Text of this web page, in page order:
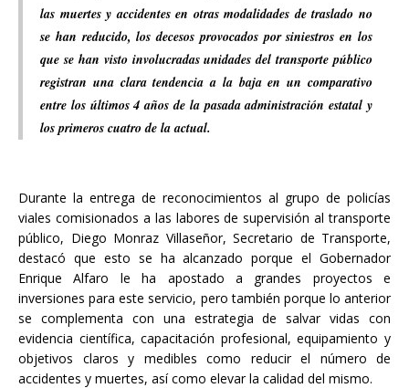
las muertes y accidentes en otras modalidades de traslado no
se han reducido, los decesos provocados por siniestros en los
que se han visto involucradas unidades del transporte público
registran una clara tendencia a la baja en un comparativo
entre los últimos 4 años de la pasada administración estatal y
los primeros cuatro de la actual.
Durante la entrega de reconocimientos al grupo de policías
viales comisionados a las labores de supervisión al transporte
público, Diego Monraz Villaseñor, Secretario de Transporte,
destacó que esto se ha alcanzado porque el Gobernador
Enrique Alfaro le ha apostado a grandes proyectos e
inversiones para este servicio, pero también porque lo anterior
se complementa con una estrategia de salvar vidas con
evidencia científica, capacitación profesional, equipamiento y
objetivos claros y medibles como reducir el número de
accidentes y muertes, así como elevar la calidad del mismo.